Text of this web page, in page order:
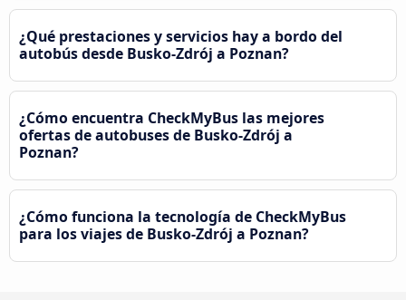
¿Qué prestaciones y servicios hay a bordo del
autobús desde Busko-Zdrój a Poznan?
¿Cómo encuentra CheckMyBus las mejores
ofertas de autobuses de Busko-Zdrój a
Poznan?
¿Cómo funciona la tecnología de CheckMyBus
para los viajes de Busko-Zdrój a Poznan?